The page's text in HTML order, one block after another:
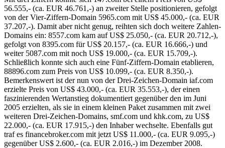
56.555​,- (ca. EUR 46.761,-) an zweiter Stelle positionieren, gefolgt
von der Vier-Ziffern-Domain 5965.com mit US$ 45.000​,- (ca. EUR
37.207,-). Damit aber nicht genug, reihten sich doch weitere Zahlen-
Domains ein: 8557.com​ kam auf US$ 25.050​,- (ca. EUR 20.712,-),
gefolgt von 8395.com​ für US$ 20.157​,- (ca. EUR 16.666,-) und
weiter 5087.com mit noch ​US$ 19.000​,- (ca. EUR 15.709,-).
Schließlich konnte sich auch eine Fünf-Ziffern-Domain etablieren,
88896.com​ zum Preis von US$ 10.099​,- (ca. EUR 8.350,-).
Bemerkenswert ist der nun von der Drei-Zeichen-Domain iaf.com
erzielte Preis von US$ 43.000​,- (ca. EUR 35.553,-), der einen
faszinierenden Wertanstieg dokumentiert gegenüber den im Juni
2005 erzielten, als sie in einem kleinen Paket zusammen mit zwei
weiteren Drei-Zeichen-Domains, smf.com und khk.com, zu US$
22.000,- (ca. EUR 17.915,-) den Inhaber wechselte. Ebenfalls gut
traf es financebroker.com mit jetzt US$ 11.000,- (ca. EUR 9.095,-)
gegenüber US$ 2.600,- (ca. EUR 2.016,-) im Dezember 2008.